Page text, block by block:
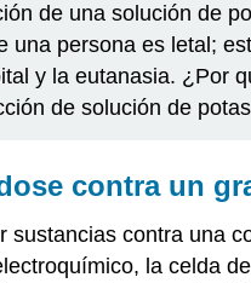
de una solución de
una persona es letal;
y la eutanasia. ¿Por
de solución de
contra un
sustancias contra una
la celda